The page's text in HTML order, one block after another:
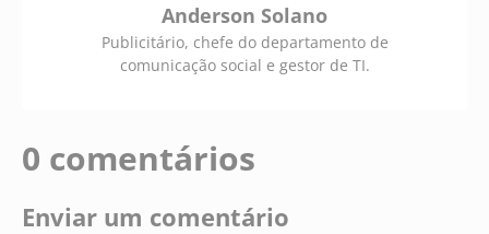
Publicitário, chefe do departamento de
comunicação social e gestor de TI.
Anderson Solano
0 comentários
Enviar um comentário